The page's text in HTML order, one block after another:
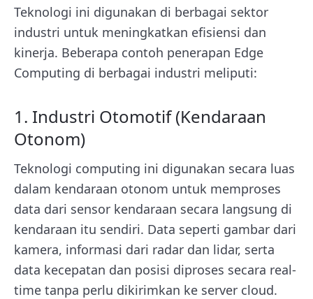
Teknologi ini digunakan di berbagai sektor
industri untuk meningkatkan efisiensi dan
kinerja. Beberapa contoh penerapan Edge
Computing di berbagai industri meliputi:
1. Industri Otomotif (Kendaraan
Otonom)
Teknologi computing ini digunakan secara luas
dalam kendaraan otonom untuk memproses
data dari sensor kendaraan secara langsung di
kendaraan itu sendiri. Data seperti gambar dari
kamera, informasi dari radar dan lidar, serta
data kecepatan dan posisi diproses secara real-
time tanpa perlu dikirimkan ke server cloud.